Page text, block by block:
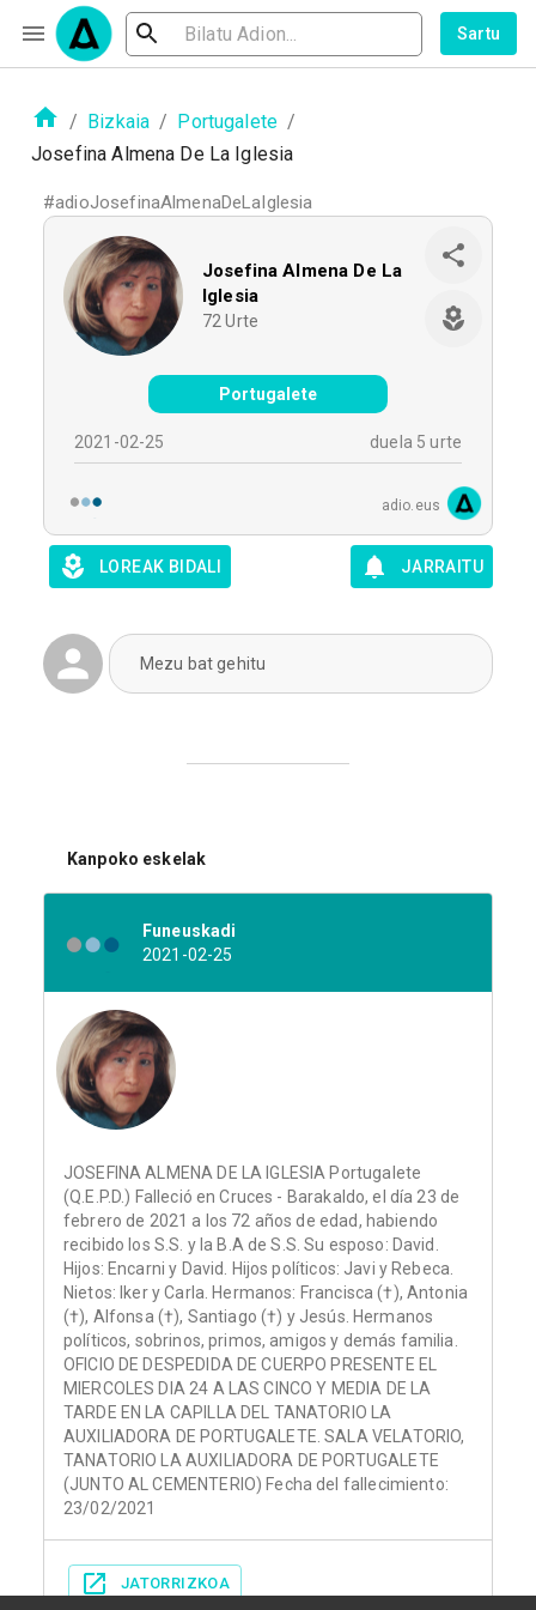
Sartu
/ Bizkaia / Portugalete /
Josefina Almena De La Iglesia
#adioJosefinaAlmenaDeLaIglesia
Josefina Almena De La
Iglesia
72 Urte
Portugalete
2021-02-25 duela 5 urte
adio.eus
LOREAK BIDALI JARRAITU
Mezu bat gehitu
Kanpoko eskelak
Funeuskadi
2021-02-25
JOSEFINA ALMENA DE LA IGLESIA Portugalete
(Q.E.P.D.) Falleció en Cruces - Barakaldo, el día 23 de
febrero de 2021 a los 72 años de edad, habiendo
recibido los S.S. y la B.A de S.S. Su esposo: David.
Hijos: Encarni y David. Hijos políticos: Javi y Rebeca.
Nietos: Iker y Carla. Hermanos: Francisca (†), Antonia
(†), Alfonsa (†), Santiago (†) y Jesús. Hermanos
políticos, sobrinos, primos, amigos y demás familia.
OFICIO DE DESPEDIDA DE CUERPO PRESENTE EL
MIERCOLES DIA 24 A LAS CINCO Y MEDIA DE LA
TARDE EN LA CAPILLA DEL TANATORIO LA
AUXILIADORA DE PORTUGALETE. SALA VELATORIO,
TANATORIO LA AUXILIADORA DE PORTUGALETE
(JUNTO AL CEMENTERIO) Fecha del fallecimiento:
23/02/2021
JATORRIZKOA